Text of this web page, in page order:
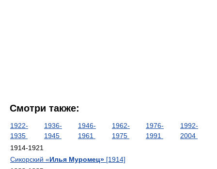
Смотри также:
1922-
1935
1936-
1945
1946-
1961
1962-
1975
1976-
1991
1992-
2004
1914-1921
Сикорский «Илья Муромец» [1914]